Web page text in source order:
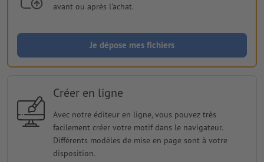
avant ou après l'achat.
Je dépose mes fichiers
Créer en ligne
Avec notre éditeur en ligne, vous pouvez très
facilement créer votre motif dans le navigateur.
Différents modèles de mise en page sont à votre
disposition.